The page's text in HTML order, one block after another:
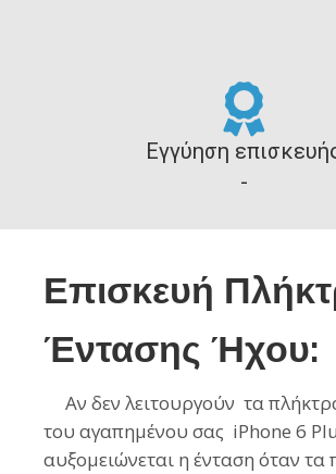
Εγγύηση
-
Επισκευή
Έντασης Ήχου:
Aν δεν λειτουργούν τα
του αγαπημένου σας iPhone 6
αυξομειώνεται η ένταση όταν τα